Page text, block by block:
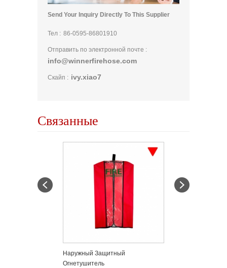
Send Your Inquiry Directly To This Supplier
Тел : 86-0595-86801910
Отправить по электронной почте :
info@winnerfirehose.com
Скайп : ivy.xiao7
Связанные
Наружный Защитный
Огнетушитель